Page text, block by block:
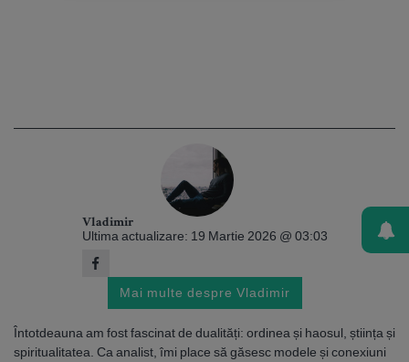
Vladimir
Ultima actualizare: 19 Martie 2026 @ 03:03
Mai multe despre Vladimir
Întotdeauna am fost fascinat de dualități: ordinea și haosul, știința și
spiritualitatea. Ca analist, îmi place să găsesc modele și conexiuni